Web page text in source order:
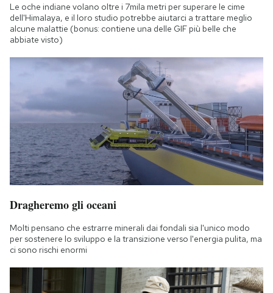
Le oche indiane volano oltre i 7mila metri per superare le cime
dell'Himalaya, e il loro studio potrebbe aiutarci a trattare meglio
alcune malattie (bonus: contiene una delle GIF più belle che
abbiate visto)
Dragheremo gli oceani
Molti pensano che estrarre minerali dai fondali sia l'unico modo
per sostenere lo sviluppo e la transizione verso l'energia pulita, ma
ci sono rischi enormi